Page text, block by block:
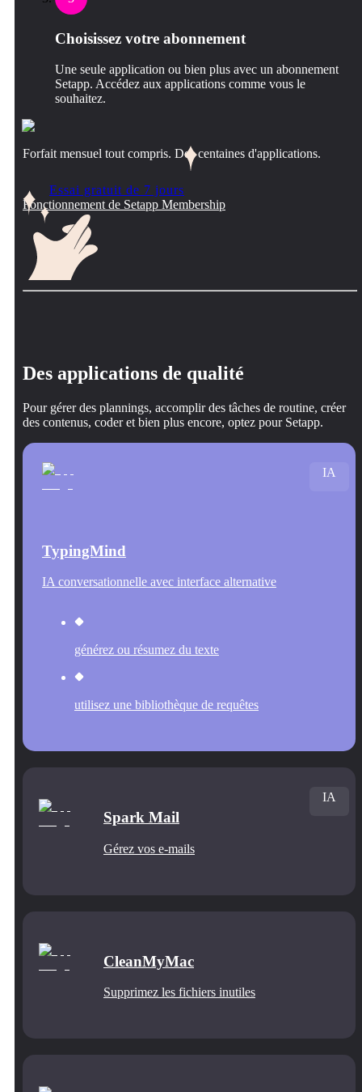
Choisissez votre abonnement
Une seule application ou bien plus avec un abonnement
Setapp. Accédez aux applications comme vous le
souhaitez.
Forfait mensuel tout compris. Des centaines d'applications.
Essai gratuit de 7 jours
Fonctionnement de Setapp Membership
Des applications de qualité
Pour gérer des plannings, accomplir des tâches de routine, créer
des contenus, coder et bien plus encore, optez pour Setapp.
TypingMind
IA conversationnelle avec interface alternative
générez ou résumez du texte
utilisez une bibliothèque de requêtes
IA
Spark Mail
Gérez vos e-mails
IA
CleanMyMac
Supprimez les fichiers inutiles